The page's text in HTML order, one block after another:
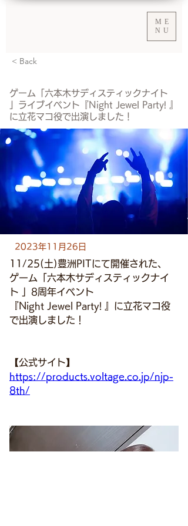
ME
NU
< Back
ゲーム「六本木サディスティックナイト
」ライブイベント『Night Jewel Party! 』
に立花マコ役で出演しました！
2023年11月26日
11/25(土)豊洲PITにて開催された、
ゲーム「六本木サディスティックナイ
ト 」8周年イベント
『Night Jewel Party! 』に立花マコ役
で出演しました！
【公式サイト】
https://products.voltage.co.jp/njp-
8th/